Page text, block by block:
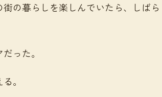
の暮らしを楽しんでいたら、しばら
った。
。